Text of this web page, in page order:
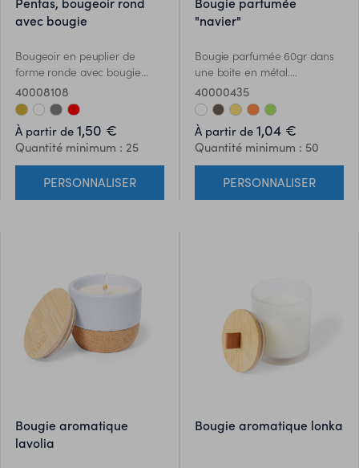
avec bougie
Bougeoir en peuplier de
forme ronde avec bougie
parfumée à la vanille. 88gr.
40008108
À partir de 1,50 €
Quantité minimum : 25
PERSONNALISER
"navier"
Bougie parfumée 60gr dans
une boite en métal.
Différentes senteurs
disponibles.
40000435
À partir de 1,04 €
Quantité minimum : 50
PERSONNALISER
bougie aromatique
lavolia
bougie aromatique lonka